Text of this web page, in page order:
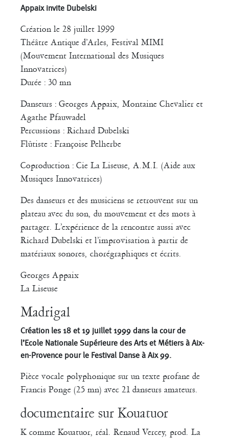
Appaix invite Dubelski
Création le 28 juillet 1999
Théâtre Antique d’Arles, Festival MIMI
(Mouvement International des Musiques
Innovatrices)
Durée : 30 mn
Danseurs : Georges Appaix, Montaine Chevalier et
Agathe Pfauwadel
Percussions : Richard Dubelski
Flûtiste : Françoise Pelherbe
Coproduction : Cie La Liseuse, A.M.I. (Aide aux
Musiques Innovatrices)
Des danseurs et des musiciens se retrouvent sur un
plateau avec du son, du mouvement et des mots à
partager. L’expérience de la rencontre aussi avec
Richard Dubelski et l’improvisation à partir de
matériaux sonores, chorégraphiques et écrits.
Georges Appaix
La Liseuse
Madrigal
Création les 18 et 19 juillet 1999 dans la cour de
l’Ecole Nationale Supérieure des Arts et Métiers à Aix-
en-Provence pour le Festival Danse à Aix 99.
Pièce vocale polyphonique sur un texte profane de
Francis Ponge (25 mn) avec 21 danseurs amateurs.
documentaire sur Kouatuor
K comme Kouatuor, réal. Renaud Vercey, prod. La